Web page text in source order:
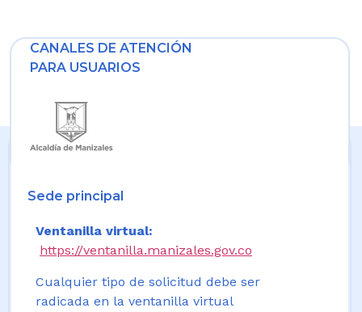
CANALES DE ATENCIÓN
PARA USUARIOS
Sede principal
Ventanilla virtual:
https://ventanilla.manizales.gov.co
Cualquier tipo de solicitud debe ser
radicada en la ventanilla virtual